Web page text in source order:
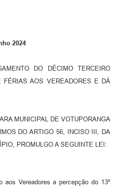
2024
DO DÉCIMO TERCEIRO
AOS VEREADORES E DÁ
MUNICIPAL DE VOTUPORANGA
DO ARTIGO 56, INCISO III, DA
PROMULGO A SEGUINTE LEI:
aos Vereadores a percepção do 13º